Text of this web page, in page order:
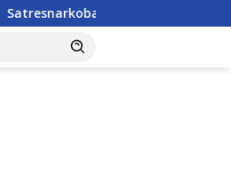
Polres Parigi Moutong Ungkap